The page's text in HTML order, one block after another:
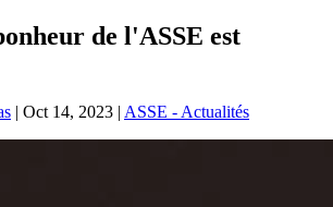
de l'ASSE est
| Oct 14, 2023 | ASSE - Actualités